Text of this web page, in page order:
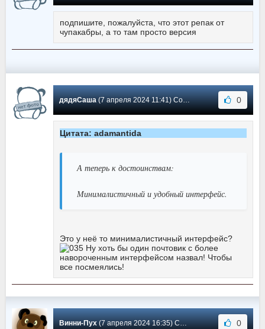
подпишите, пожалуйста, что этот репак от
чупакабры, а то там просто версия
дядяСаша(7 апреля 2024 11:41) Сообщение #2169 0
Цитата: adamantida
А теперь к достоинствам:
Минималистичный и удобный интерфейс.
Это у неё то минималистичный интерфейс?
Ну хоть бы один почтовик с более
навороченным интерфейсом назвал! Чтобы
все посмеялись!
Винни-Пух(7 апреля 2024 16:35) Сообщение #2168 0